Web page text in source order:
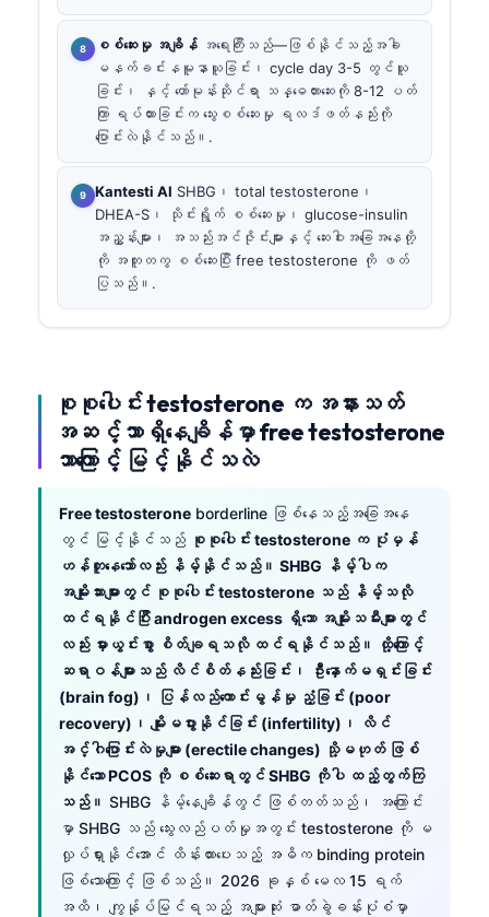
စစ်ဆေးမှု အချိန် အရေးကြီးသည်—ဖြစ်နိုင်သည့်အခါ
မနက်ခင်းနမူနာယူခြင်း၊ cycle day 3-5 တွင်ယူ
ခြင်း၊ နှင့် ဟော်မုန်းဆိုင်ရာ သန္ဓေတားဆေးကို 8-12 ပတ်
ကြာ ရပ်ထားခြင်းက သွေးစစ်ဆေးမှု ရလဒ်ဖတ်နည်းကို
ပြောင်းလဲနိုင်သည်။.
Kantesti AI SHBG၊ total testosterone၊
DHEA-S၊ သိုင်းရွိုက် စစ်ဆေးမှု၊ glucose-insulin
အညွှန်းများ၊ အသည်းအင်ဇိုင်းများနှင့် ဆေးဝါးအခြေအနေတို့
ကို အတူတကွ စစ်ဆေးပြီး free testosterone ကို ဖတ်
ပြသည်။.
စုစုပေါင်း testosterone က အနားသတ်
အဆင့်သာရှိနေချိန်မှာ free testosterone
ဘာကြောင့် မြင့်နိုင်သလဲ
Free testosterone borderline ဖြစ်နေသည့်အခြေအနေ
တွင် မြင့်နိုင်သည် စုစုပေါင်း testosterone က ပုံမှန်
ဟန်တူနေသော်လည်း နိမ့်နိုင်သည်။ SHBG နိမ့်ပါက
အမျိုးသားများတွင် စုစုပေါင်း testosterone သည် နိမ့်သလို
ထင်ရနိုင်ပြီး androgen excess ရှိသော အမျိုးသမီးများတွင်
လည်း မှားယွင်းစွာ စိတ်ချရသလို ထင်ရနိုင်သည်။ ထို့ကြောင့်
ဆရာဝန်များသည် လိင်စိတ်နည်းခြင်း၊ ဦးနှောက်မရှင်းခြင်း
(brain fog)၊ ပြန်လည်ကောင်းမွန်မှု ညံ့ခြင်း (poor
recovery)၊ မျိုးမပွားနိုင်ခြင်း (infertility)၊ လိင်
အင်္ဂါပြောင်းလဲမှုများ (erectile changes) သို့မဟုတ် ဖြစ်
နိုင်သော PCOS ကို စစ်ဆေးရာတွင် SHBG ကိုပါ ထည့်တွက်ကြ
သည်။ SHBG နိမ့်နေချိန်တွင် ဖြစ်တတ်သည်၊ အကြောင်း
မှာ SHBG သည် သွေးလည်ပတ်မှုအတွင်း testosterone ကို မ
လှုပ်ရှားနိုင်အောင် ထိန်းထားပေးသည့် အဓိက binding protein
ဖြစ်သောကြောင့် ဖြစ်သည်။ 2026 ခုနှစ် မေလ 15 ရက်
အထိ၊ ကျွန်ုပ်မြင်ရသည့် အများဆုံး ဓာတ်ခွဲခန်းပုံစံမှာ